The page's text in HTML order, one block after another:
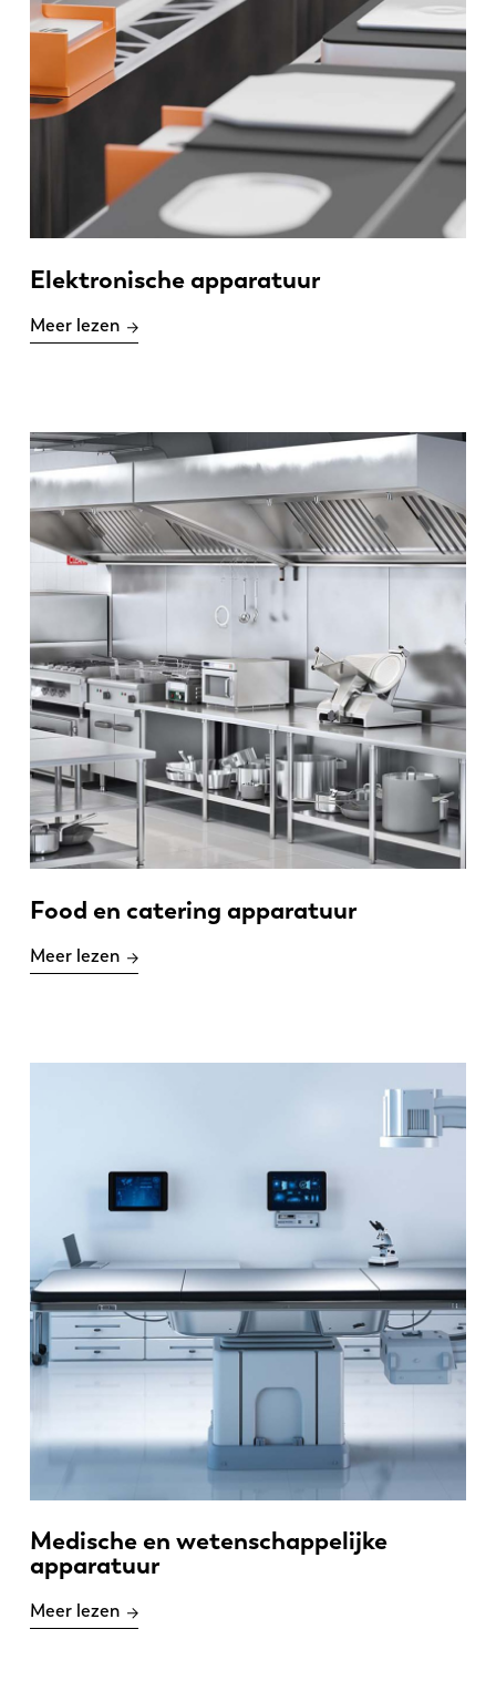
Elektronische apparatuur
Meer lezen
Food en catering apparatuur
Meer lezen
Medische en wetenschappelijke
apparatuur
Meer lezen